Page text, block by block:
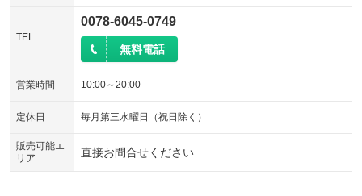
TEL
0078-6045-0749
無料電話
営業時間 10:00～20:00
定休日 毎月第三水曜日（祝日除く）
販売可能エ
リア
直接お問合せください